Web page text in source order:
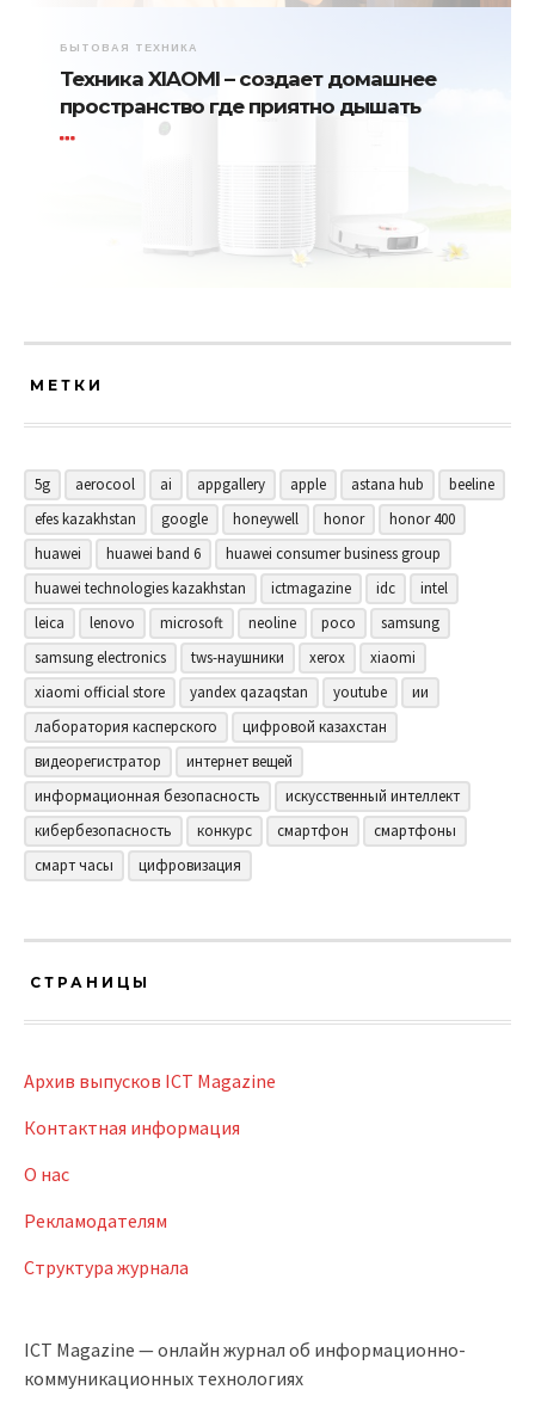
БЫТОВАЯ ТЕХНИКА
Техника XIAOMI – создает домашнее
пространство где приятно дышать
МЕТКИ
5g aerocool ai appgallery apple astana hub
beeline
efes kazakhstan
google honeywell honor
honor 400
huawei
huawei band 6
huawei consumer business group
huawei technologies kazakhstan
ictmagazine idc
intel
leica
lenovo microsoft neoline poco
samsung
samsung electronics
tws-наушники xerox
xiaomi
xiaomi official store
yandex qazaqstan youtube
ии
лаборатория касперского
цифровой казахстан
видеорегистратор
интернет вещей
информационная безопасность
искусственный интеллект
кибербезопасность
конкурс смартфон
смартфоны
смарт часы
цифровизация
СТРАНИЦЫ
Архив выпусков ICT Magazine
Контактная информация
О нас
Рекламодателям
Структура журнала
ICT Magazine — онлайн журнал об информационно-
коммуникационных технологиях